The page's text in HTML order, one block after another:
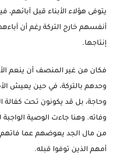
يتوفى هؤلاء الأبناء قبل آبائهم،
أنفسهم خارج التركة رغم أن
إنتاجها.
فكان من غير المنصف أن ينعم
وحدهم بالتركة، في حين يعيش
وحاجة، بل قد يكونون تحت كفالة
وفاته. وهنا جاءت الوصية
من مال الجد يعوضهم عما فاتهم
أمهم الذين توفوا قبله.